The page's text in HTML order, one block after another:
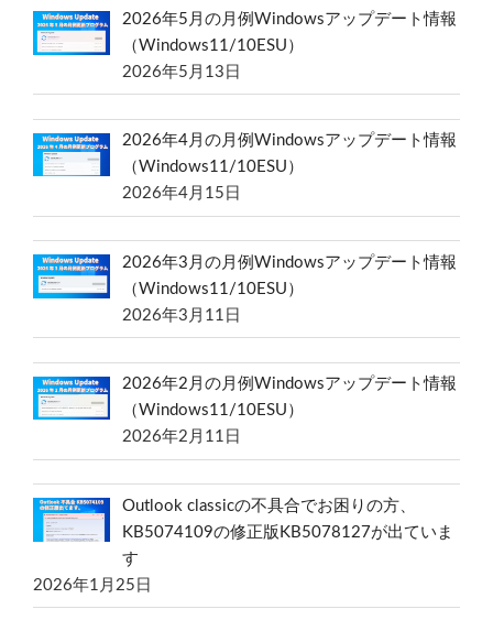
2026年5月の月例Windowsアップデート情報
（Windows11/10ESU）
2026年5月13日
2026年4月の月例Windowsアップデート情報
（Windows11/10ESU）
2026年4月15日
2026年3月の月例Windowsアップデート情報
（Windows11/10ESU）
2026年3月11日
2026年2月の月例Windowsアップデート情報
（Windows11/10ESU）
2026年2月11日
Outlook classicの不具合でお困りの方、
KB5074109の修正版KB5078127が出ていま
す
2026年1月25日